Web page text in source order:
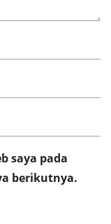
saya pada
berikutnya.